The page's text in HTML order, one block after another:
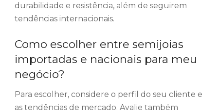
durabilidade e resistência, além de seguirem
tendências internacionais.
Como escolher entre semijoias
importadas e nacionais para meu
negócio?
Para escolher, considere o perfil do seu cliente e
as tendências de mercado. Avalie também